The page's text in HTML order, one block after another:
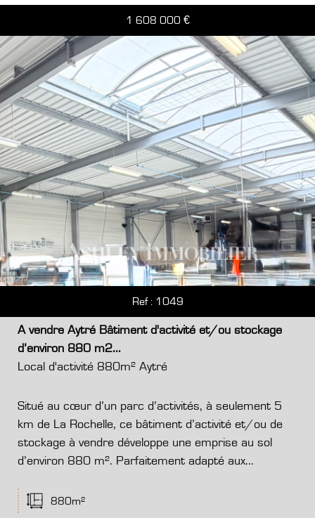
5KM 10KM 25KM
Critères supplémentaires
Piscine Parking Terrasse
RECHERCHE
+ de critères
+
1 608 000 €
Ref : 1049
A vendre Aytré Bâtiment d'activité et/ou stockage
d’environ 880 m2...
Local d'activité 880m² Aytré
Situé au cœur d’un parc d’activités, à seulement 5
km de La Rochelle, ce bâtiment d’activité et/ou de
stockage à vendre développe une emprise au sol
d’environ 880 m². Parfaitement adapté aux...
880m²